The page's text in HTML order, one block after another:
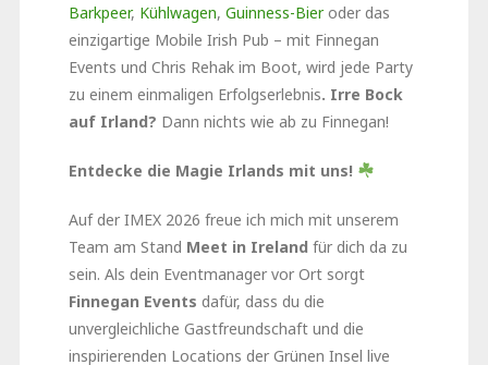
Barkpeer, Kühlwagen, Guinness-Bieroder das
einzigartige Mobile Irish Pub – mit Finnegan
Events und Chris Rehak im Boot, wird jede Party
zu einem einmaligen Erfolgserlebnis. Irre Bock
auf Irland? Dann nichts wie ab zu Finnegan!
Entdecke die Magie Irlands mit uns!
Auf der IMEX 2026 freue ich mich mit unserem
Team am Stand Meet in Ireland für dich da zu
sein. Als dein Eventmanager vor Ort sorgt
Finnegan Events dafür, dass du die
unvergleichliche Gastfreundschaft und die
inspirierenden Locations der Grünen Insel live